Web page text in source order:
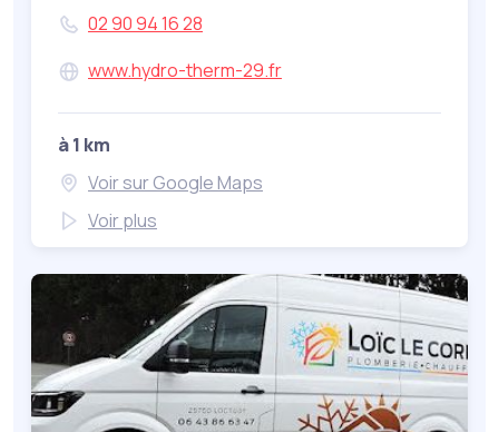
02 90 94 16 28
www.hydro-therm-29.fr
à 1 km
Voir sur Google Maps
Voir plus